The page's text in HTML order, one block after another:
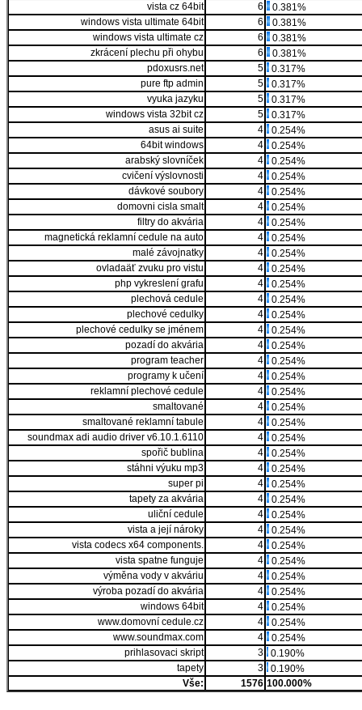
vista cz 64bit
6
0.381%
windows vista ultimate 64bit
6
0.381%
windows vista ultimate cz
6
0.381%
zkrácení plechu při ohybu
6
0.381%
pdoxusrs.net
5
0.317%
pure ftp admin
5
0.317%
vyuka jazyku
5
0.317%
windows vista 32bit cz
5
0.317%
asus ai suite
4
0.254%
64bit windows
4
0.254%
arabský slovníček
4
0.254%
cvičení výslovnosti
4
0.254%
dávkové soubory
4
0.254%
domovni cisla smalt
4
0.254%
filtry do akvária
4
0.254%
magnetická reklamní cedule na auto
4
0.254%
malé závojnatky
4
0.254%
ovladaäť zvuku pro vistu
4
0.254%
php vykreslení grafu
4
0.254%
plechová cedule
4
0.254%
plechové cedulky
4
0.254%
plechové cedulky se jménem
4
0.254%
pozadí do akvária
4
0.254%
program teacher
4
0.254%
programy k učení
4
0.254%
reklamní plechové cedule
4
0.254%
smaltované
4
0.254%
smaltované reklamní tabule
4
0.254%
soundmax adi audio driver v6.10.1.6110
4
0.254%
spořič bublina
4
0.254%
stáhni výuku mp3
4
0.254%
super pi
4
0.254%
tapety za akvária
4
0.254%
uliční cedule
4
0.254%
vista a její nároky
4
0.254%
vista codecs x64 components.
4
0.254%
vista spatne funguje
4
0.254%
výměna vody v akváriu
4
0.254%
výroba pozadí do akvária
4
0.254%
windows 64bit
4
0.254%
www.domovní cedule.cz
4
0.254%
www.soundmax.com
4
0.254%
prihlasovaci skript
3
0.190%
tapety
3
0.190%
Vše:
1576 100.000%